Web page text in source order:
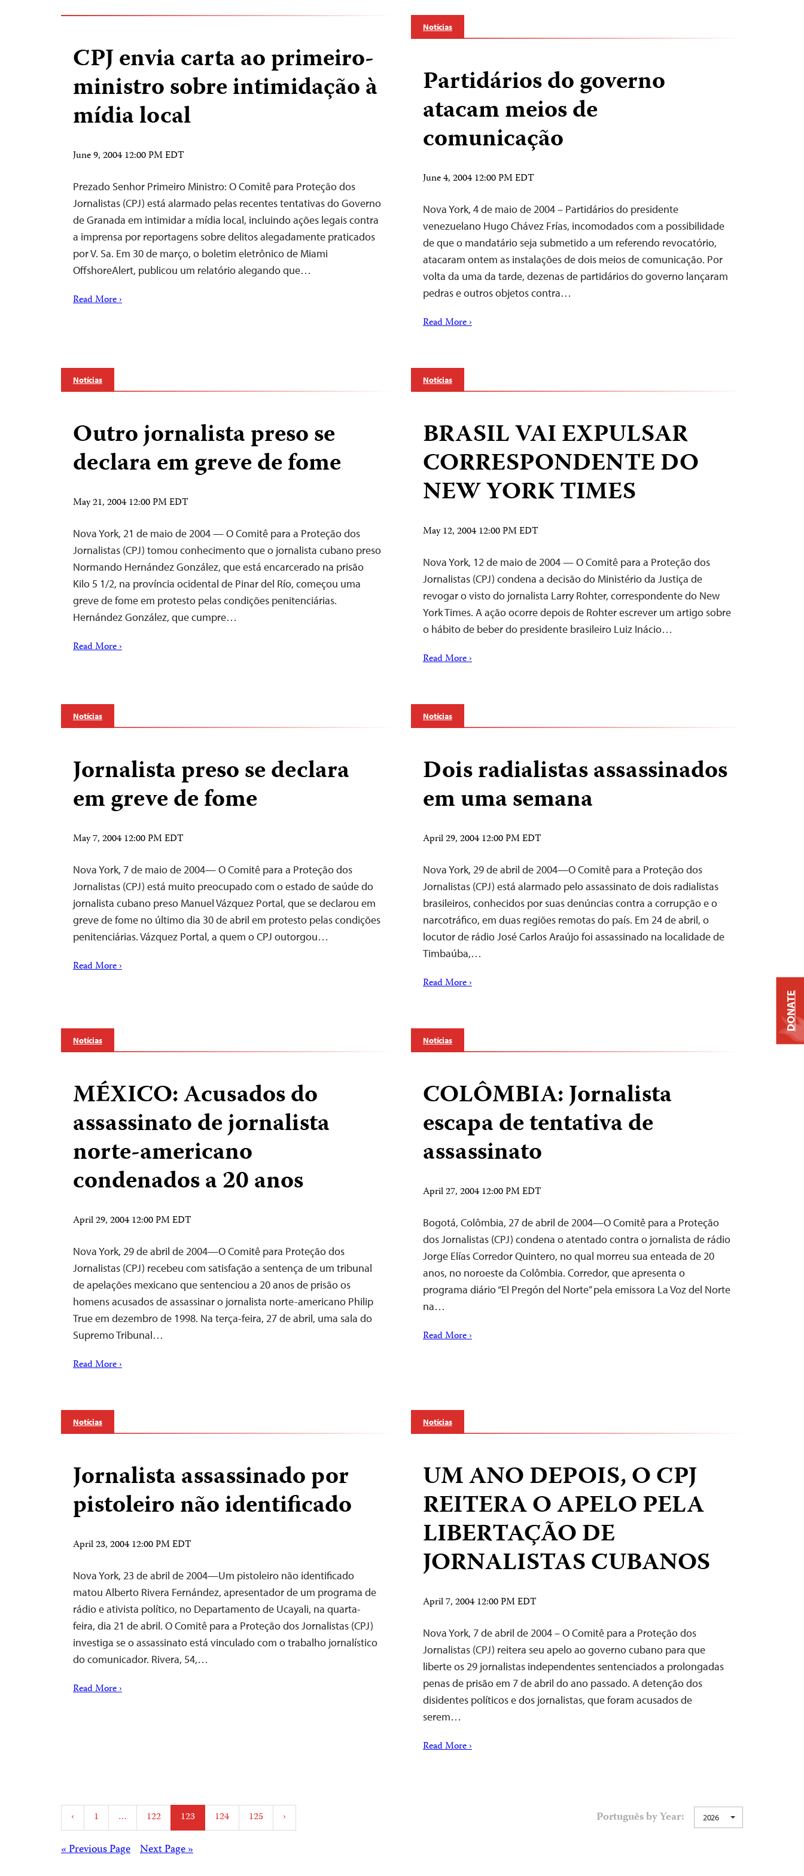
CPJ envia carta ao primeiro-
ministro sobre intimidação à
mídia local
June 9, 2004 12:00 PM EDT
Prezado Senhor Primeiro Ministro: O Comitê para Proteção dos
Jornalistas (CPJ) está alarmado pelas recentes tentativas do Governo
de Granada em intimidar a mídia local, incluindo ações legais contra
a imprensa por reportagens sobre delitos alegadamente praticados
por V. Sa. Em 30 de março, o boletim eletrônico de Miami
OffshoreAlert, publicou um relatório alegando que…
Read More ›
Notícias
Partidários do governo
atacam meios de
comunicação
June 4, 2004 12:00 PM EDT
Nova York, 4 de maio de 2004 – Partidários do presidente
venezuelano Hugo Chávez Frías, incomodados com a possibilidade
de que o mandatário seja submetido a um referendo revocatório,
atacaram ontem as instalações de dois meios de comunicação. Por
volta da uma da tarde, dezenas de partidários do governo lançaram
pedras e outros objetos contra…
Read More ›
Notícias
Outro jornalista preso se
declara em greve de fome
May 21, 2004 12:00 PM EDT
Nova York, 21 de maio de 2004 — O Comitê para a Proteção dos
Jornalistas (CPJ) tomou conhecimento que o jornalista cubano preso
Normando Hernández González, que está encarcerado na prisão
Kilo 5 1/2, na província ocidental de Pinar del Río, começou uma
greve de fome em protesto pelas condições penitenciárias.
Hernández González, que cumpre…
Read More ›
Notícias
BRASIL VAI EXPULSAR
CORRESPONDENTE DO
NEW YORK TIMES
May 12, 2004 12:00 PM EDT
Nova York, 12 de maio de 2004 — O Comitê para a Proteção dos
Jornalistas (CPJ) condena a decisão do Ministério da Justiça de
revogar o visto do jornalista Larry Rohter, correspondente do New
York Times. A ação ocorre depois de Rohter escrever um artigo sobre
o hábito de beber do presidente brasileiro Luiz Inácio…
Read More ›
Notícias
Jornalista preso se declara
em greve de fome
May 7, 2004 12:00 PM EDT
Nova York, 7 de maio de 2004— O Comitê para a Proteção dos
Jornalistas (CPJ) está muito preocupado com o estado de saúde do
jornalista cubano preso Manuel Vázquez Portal, que se declarou em
greve de fome no último dia 30 de abril em protesto pelas condições
penitenciárias. Vázquez Portal, a quem o CPJ outorgou…
Read More ›
Notícias
Dois radialistas assassinados
em uma semana
April 29, 2004 12:00 PM EDT
Nova York, 29 de abril de 2004—O Comitê para a Proteção dos
Jornalistas (CPJ) está alarmado pelo assassinato de dois radialistas
brasileiros, conhecidos por suas denúncias contra a corrupção e o
narcotráfico, em duas regiões remotas do país. Em 24 de abril, o
locutor de rádio José Carlos Araújo foi assassinado na localidade de
Timbaúba,…
Read More ›
Notícias
MÉXICO: Acusados do
assassinato de jornalista
norte-americano
condenados a 20 anos
April 29, 2004 12:00 PM EDT
Nova York, 29 de abril de 2004—O Comitê para Proteção dos
Jornalistas (CPJ) recebeu com satisfação a sentença de um tribunal
de apelações mexicano que sentenciou a 20 anos de prisão os
homens acusados de assassinar o jornalista norte-americano Philip
True em dezembro de 1998. Na terça-feira, 27 de abril, uma sala do
Supremo Tribunal…
Read More ›
Notícias
COLÔMBIA: Jornalista
escapa de tentativa de
assassinato
April 27, 2004 12:00 PM EDT
Bogotá, Colômbia, 27 de abril de 2004—O Comitê para a Proteção
dos Jornalistas (CPJ) condena o atentado contra o jornalista de rádio
Jorge Elías Corredor Quintero, no qual morreu sua enteada de 20
anos, no noroeste da Colômbia. Corredor, que apresenta o
programa diário “El Pregón del Norte” pela emissora La Voz del Norte
na…
Read More ›
Notícias
Jornalista assassinado por
pistoleiro não identificado
April 23, 2004 12:00 PM EDT
Nova York, 23 de abril de 2004—Um pistoleiro não identificado
matou Alberto Rivera Fernández, apresentador de um programa de
rádio e ativista político, no Departamento de Ucayali, na quarta-
feira, dia 21 de abril. O Comitê para a Proteção dos Jornalistas (CPJ)
investiga se o assassinato está vinculado com o trabalho jornalístico
do comunicador. Rivera, 54,…
Read More ›
Notícias
UM ANO DEPOIS, O CPJ
REITERA O APELO PELA
LIBERTAÇÃO DE
JORNALISTAS CUBANOS
April 7, 2004 12:00 PM EDT
Nova York, 7 de abril de 2004 – O Comitê para a Proteção dos
Jornalistas (CPJ) reitera seu apelo ao governo cubano para que
liberte os 29 jornalistas independentes sentenciados a prolongadas
penas de prisão em 7 de abril do ano passado. A detenção dos
disidentes políticos e dos jornalistas, que foram acusados de
serem…
Read More ›
Posts
pagination
‹ 1 … 122 123 124 125 ›
Posts Next Page »
« Previous Page
Português by Year: 2026
DONATE